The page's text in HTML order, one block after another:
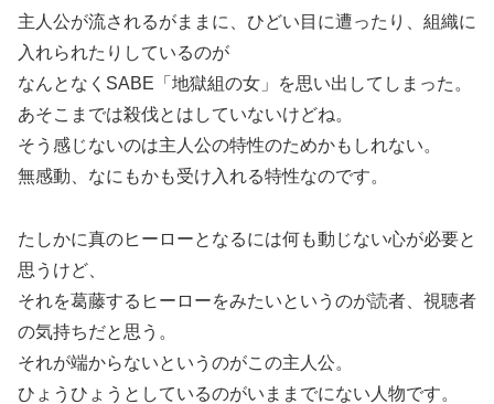
主人公が流されるがままに、ひどい目に遭ったり、組織に
入れられたりしているのが
なんとなくSABE「地獄組の女」を思い出してしまった。
あそこまでは殺伐とはしていないけどね。
そう感じないのは主人公の特性のためかもしれない。
無感動、なにもかも受け入れる特性なのです。
たしかに真のヒーローとなるには何も動じない心が必要と
思うけど、
それを葛藤するヒーローをみたいというのが読者、視聴者
の気持ちだと思う。
それが端からないというのがこの主人公。
ひょうひょうとしているのがいままでにない人物です。